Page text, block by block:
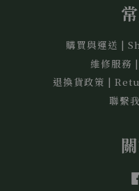
購買與運送 |
維修服
退換貨政策 |
聯繫